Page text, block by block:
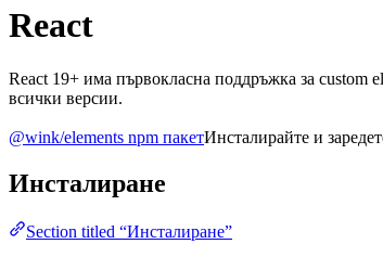
React
React 19+ има първокласна поддръжка за custom
всички версии.
@wink/elements npm пакетИнсталирайте и
Инсталиране
Section titled “Инсталиране”